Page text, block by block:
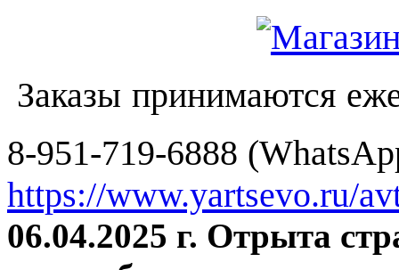
Заказы принимаются
8-951-719-6888
https://www.yartsevo.ru/
06.04.2025 г. Отрыта